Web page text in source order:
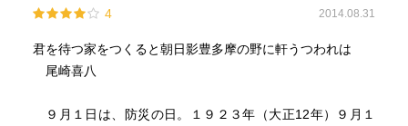
う。
4 2014.08.31
君を待つ家をつくると朝日影豊多摩の野に軒うつわれは
尾崎喜八
９月１日は、防災の日。１９２３年（大正12年）９月１